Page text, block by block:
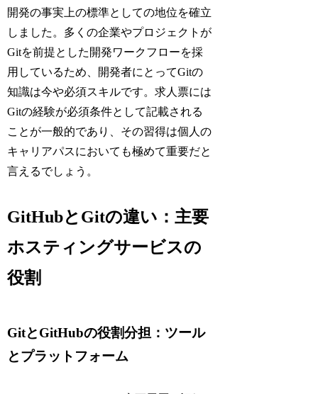
開発の事実上の標準としての地位を確立
しました。多くの企業やプロジェクトが
Gitを前提とした開発ワークフローを採
用しているため、開発者にとってGitの
知識は今や必須スキルです。求人票には
Gitの経験が必須条件として記載される
ことが一般的であり、その習得は個人の
キャリアパスにおいても極めて重要だと
言えるでしょう。
GitHubとGitの違い：主要
ホスティングサービスの
役割
GitとGitHubの役割分担：ツール
とプラットフォーム